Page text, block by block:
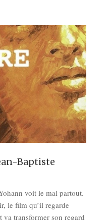
Baptiste
voit le mal partout.
le film qu’il regarde
va transformer son regard